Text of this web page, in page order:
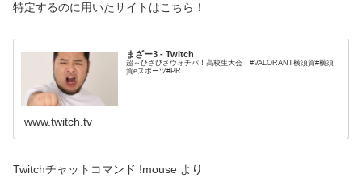
特定するのに用いたサイトはこちら！
まざー3 - Twitch
超～ひさびさウォチパ！高校生大会！#VALORANT横須賀#横須
賀eスポーツ#PR
www.twitch.tv
Twitchチャットコマンド !mouse より